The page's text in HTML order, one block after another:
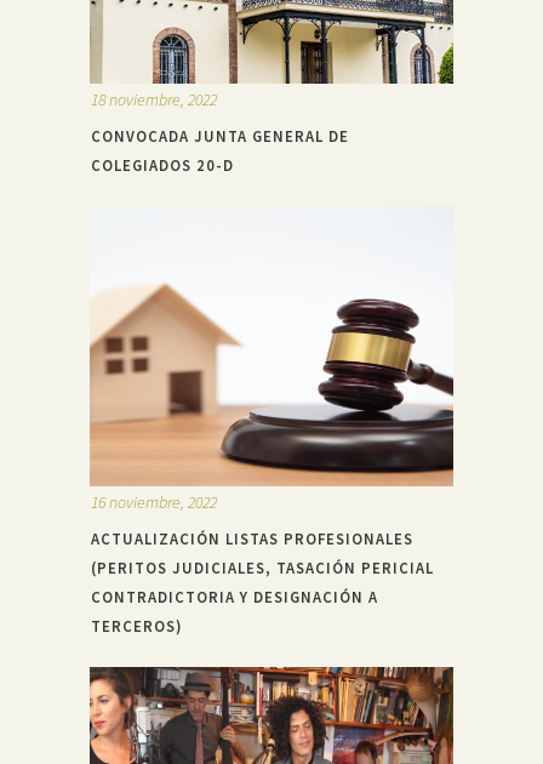
18 noviembre, 2022
CONVOCADA JUNTA GENERAL DE
COLEGIADOS 20-D
16 noviembre, 2022
ACTUALIZACIÓN LISTAS PROFESIONALES
(PERITOS JUDICIALES, TASACIÓN PERICIAL
CONTRADICTORIA Y DESIGNACIÓN A
TERCEROS)